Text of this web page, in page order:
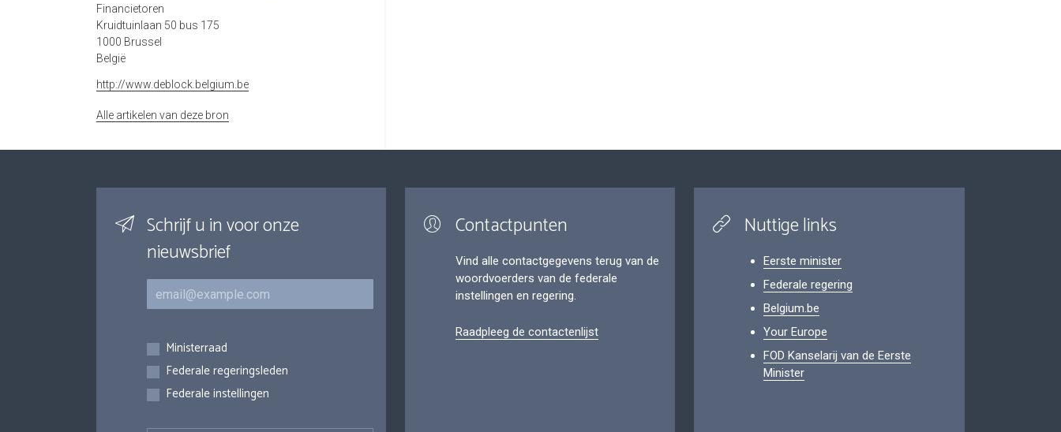
Financietoren
Kruidtuinlaan 50 bus 175
1000 Brussel
België
http://www.deblock.belgium.be
Alle artikelen van deze bron
Schrijf u in voor onze
nieuwsbrief
E-mail
Inschrijvingen
Ministerraad
Federale regeringsleden
Federale instellingen
Contactpunten
Vind alle contactgegevens terug van de
woordvoerders van de federale
instellingen en regering.
Raadpleeg de contactenlijst
Nuttige links
Eerste minister
Federale regering
Belgium.be
Your Europe
FOD Kanselarij van de Eerste
Minister